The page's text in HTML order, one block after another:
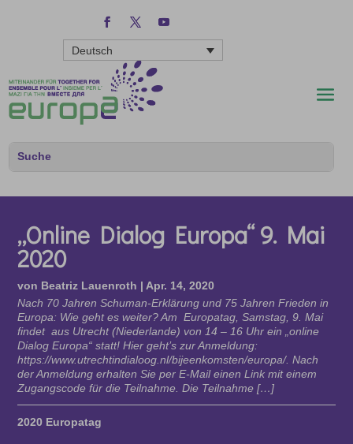
Deutsch
„Online Dialog Europa“ 9. Mai
2020
von Beatriz Lauenroth | Apr. 14, 2020
Nach 70 Jahren Schuman-Erklärung und 75 Jahren Frieden in
Europa: Wie geht es weiter? Am Europatag, Samstag, 9. Mai
findet aus Utrecht (Niederlande) von 14 – 16 Uhr ein „online
Dialog Europa“ statt! Hier geht’s zur Anmeldung:
https://www.utrechtindialoog.nl/bijeenkomsten/europa/. Nach
der Anmeldung erhalten Sie per E-Mail einen Link mit einem
Zugangscode für die Teilnahme. Die Teilnahme […]
2020 Europatag